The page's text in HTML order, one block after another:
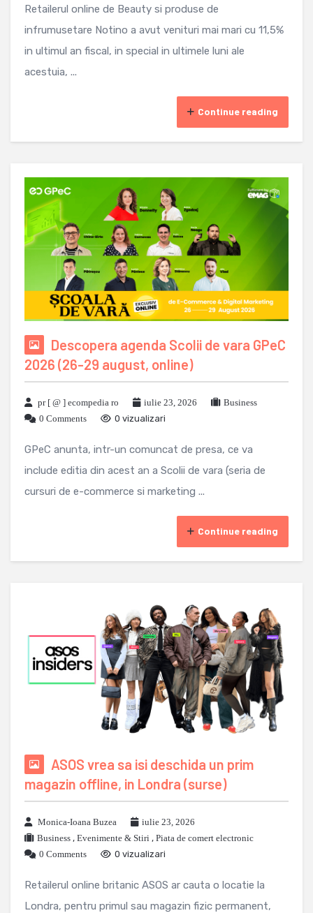
Retailerul online de Beauty si produse de
infrumusetare Notino a avut venituri mai mari cu 11,5%
in ultimul an fiscal, in special in ultimele luni ale
acestuia, ...
Continue reading
Descopera agenda Scolii de vara GPeC
2026 (26-29 august, online)
pr [ @ ] ecompedia ro iulie 23, 2026
Business
0 Comments
0 vizualizari
GPeC anunta, intr-un comuncat de presa, ce va
include editia din acest an a Scolii de vara (seria de
cursuri de e-commerce si marketing ...
Continue reading
ASOS vrea sa isi deschida un prim
magazin offline, in Londra (surse)
Monica-Ioana Buzea
iulie 23, 2026
Business , Evenimente & Stiri , Piata de comert electronic
0 Comments
0 vizualizari
Retailerul online britanic ASOS ar cauta o locatie la
Londra, pentru primul sau magazin fizic permanent,